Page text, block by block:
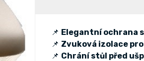
📌 Elegantní ochrana
📌 Zvuková izolace
📌 Chrání stůl před